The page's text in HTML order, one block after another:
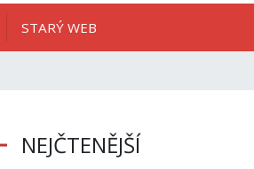
STARÝ WEB
NEJČTENĚJŠÍ